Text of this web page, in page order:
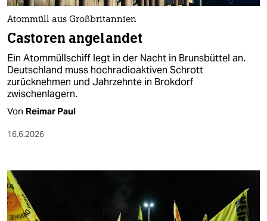
Atommüll aus Großbritannien
Castoren angelandet
Ein Atommüllschiff legt in der Nacht in Brunsbüttel an.
Deutschland muss hochradioaktiven Schrott
zurücknehmen und Jahrzehnte in Brokdorf
zwischenlagern.
Von Reimar Paul
16.6.2026